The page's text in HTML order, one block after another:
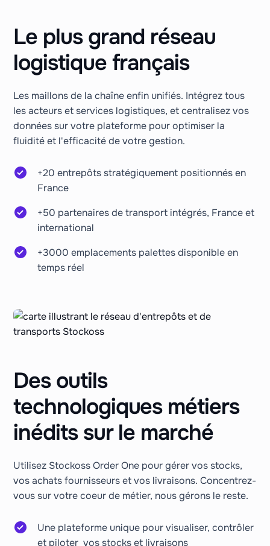
Le plus grand réseau
logistique français
Les maillons de la chaîne enfin unifiés. Intégrez tous
les acteurs et services logistiques, et centralisez vos
données sur votre plateforme pour optimiser la
fluidité et l'efficacité de votre gestion.
+20 entrepôts stratégiquement positionnés en
France
+50 partenaires de transport intégrés, France et
international
+3000 emplacements palettes disponible en
temps réel
Des outils
technologiques métiers
inédits sur le marché
Utilisez Stockoss Order One pour gérer vos stocks,
vos achats fournisseurs et vos livraisons. Concentrez-
vous sur votre coeur de métier, nous gérons le reste.
Une plateforme unique pour visualiser, contrôler
et piloter vos stocks et livraisons